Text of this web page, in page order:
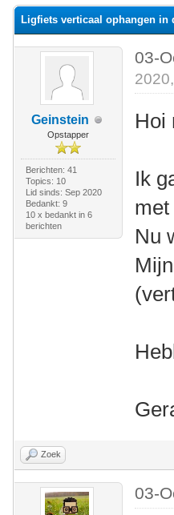
Ligfiets verticaal ophangen in
Geinstein
Opstapper
Berichten: 41
Topics: 10
Lid sinds: Sep 2020
Bedankt: 9
10 x bedankt in 6
berichten
03-
Hoi
Ik
met
Nu
Zoek
03-